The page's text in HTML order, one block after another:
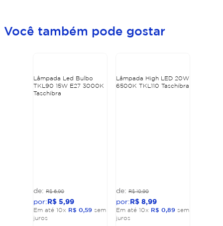
Você também pode gostar
Lâmpada Led Bulbo
TKL90 15W E27 3000K
Taschibra
R$ 6,90
R$ 5,99
Em até 10x R$ 0,59 sem
juros
Lâmpada High LED 20W
6500K TKL110 Taschibra
R$ 10,90
R$ 8,99
Em até 10x R$ 0,89 sem
juros